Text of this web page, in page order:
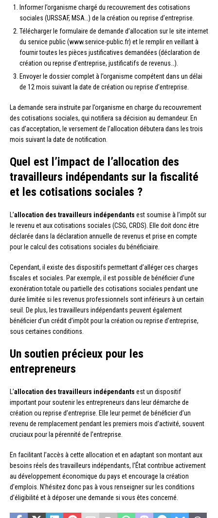
Informer l’organisme chargé du recouvrement des cotisations
sociales (URSSAF, MSA…) de la création ou reprise d’entreprise.
Télécharger le formulaire de demande d’allocation sur le site internet
du service public (www.service-public.fr) et le remplir en veillant à
fournir toutes les pièces justificatives demandées (déclaration de
création ou reprise d’entreprise, justificatifs de revenus…).
Envoyer le dossier complet à l’organisme compétent dans un délai
de 12 mois suivant la date de création ou reprise d’entreprise.
La demande sera instruite par l’organisme en charge du recouvrement
des cotisations sociales, qui notifiera sa décision au demandeur. En
cas d’acceptation, le versement de l’allocation débutera dans les trois
mois suivant la date de notification.
Quel est l’impact de l’allocation des
travailleurs indépendants sur la fiscalité
et les cotisations sociales ?
L’allocation des travailleurs indépendants est soumise à l’impôt sur
le revenu et aux cotisations sociales (CSG, CRDS). Elle doit donc être
déclarée dans la déclaration annuelle de revenus et prise en compte
pour le calcul des cotisations sociales du bénéficiaire.
Cependant, il existe des dispositifs permettant d’alléger ces charges
fiscales et sociales. Par exemple, il est possible de bénéficier d’une
exonération totale ou partielle des cotisations sociales pendant une
durée limitée si les revenus professionnels sont inférieurs à un certain
seuil. De plus, les travailleurs indépendants peuvent également
bénéficier d’un crédit d’impôt pour la création ou reprise d’entreprise,
sous certaines conditions.
Un soutien précieux pour les
entrepreneurs
L’allocation des travailleurs indépendants est un dispositif
important pour soutenir les entrepreneurs dans leur démarche de
création ou reprise d’entreprise. Elle leur permet de bénéficier d’un
revenu de remplacement pendant les premiers mois d’activité, souvent
cruciaux pour la pérennité de l’entreprise.
En facilitant l’accès à cette allocation et en adaptant son montant aux
besoins réels des travailleurs indépendants, l’État contribue activement
au développement économique du pays et encourage la création
d’emplois. N’hésitez donc pas à vous renseigner sur les conditions
d’éligibilité et à déposer une demande si vous êtes concerné.